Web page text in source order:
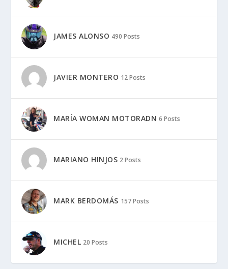
JAMES ALONSO 490 Posts
JAVIER MONTERO 12 Posts
MARÍA WOMAN MOTORADN 6 Posts
MARIANO HINJOS 2 Posts
MARK BERDOMÁS 157 Posts
MICHEL 20 Posts